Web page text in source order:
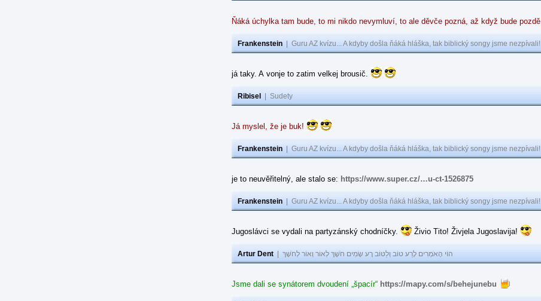
Ňáká úchylka tam bude, to mi nikdo nevymluví, to ale děvče pozná, až když bude pozdě
Frankenstein Guru AZ kvízu... A kdyby došla ňáká hláška, tak biblický songy jsme nezpívali!
já taky. A vonje to zatim velkej brousič.
Ribisel Sudety
Já myslel, že je buk!
Frankenstein Guru AZ kvízu... A kdyby došla ňáká hláška, tak biblický songy jsme nezpívali!
je to neuvěřitelný, ale stalo se: https://www.super.cz/…u-ct-1526875
Frankenstein Guru AZ kvízu... A kdyby došla ňáká hláška, tak biblický songy jsme nezpívali!
Jugoslávci se vydali na partyzánský chodníčky. Živio Tito! Živjela Jugoslavija!
Artur Dent הוֹי הָאֹמְרִים לָרַע טוֹב וְלַטּוֹב רָע שָׂמִים חֹשֶׁךְ לְאוֹר וְאוֹר לְחֹשֶׁךְ
Jsme dali se synátorem dvoudení „špacír“ https://mapy.com/s/behejunebu